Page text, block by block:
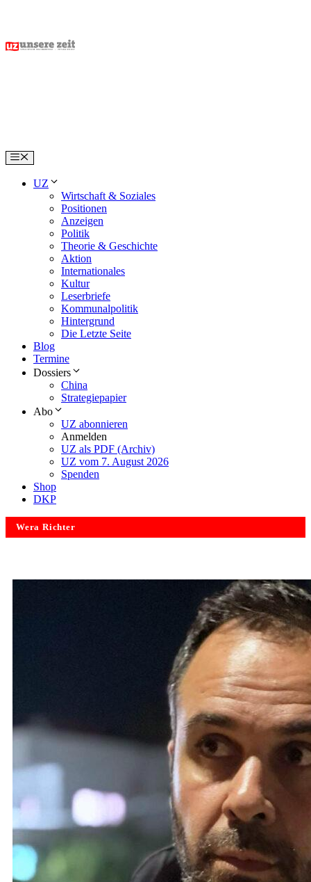
content
Menu
UZ
Wirtschaft & Soziales
Positionen
Anzeigen
Politik
Theorie & Geschichte
Aktion
Internationales
Kultur
Leserbriefe
Kommunalpolitik
Hintergrund
Die Letzte Seite
Blog
Termine
Dossiers
China
Strategiepapier
Abo
UZ abonnieren
Anmelden
UZ als PDF (Archiv)
UZ vom 7. August 2026
Spenden
Shop
DKP
Wera Richter